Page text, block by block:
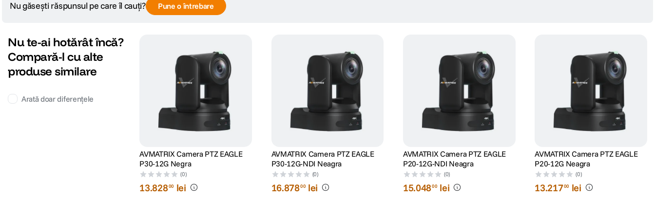
Conectori iesire HDMI 2.0, 2x 12G-SDI, RJ45, USB 3.0
Intrare Audio
Intrare audio stereo 3.5 mm (nivel de linie)
RJ45,HDMI, USB-A,3G-SDI
2970 g net (fara suport)
Nu găsești răspunsul pe care îl cauți? Pune o întrebare
Nu te-ai hotărât încă?
Compară-l cu alte
produse similare
Arată doar diferențele
AVMATRIX Camera PTZ EAGLE
P30-12G Negra
(0)
13.82800 lei
AVMATRIX Camera PTZ EAGLE
P30-12G-NDI Neagra
(0)
16.87800 lei
AVMATRIX Camera PTZ EAGLE
P20-12G-NDI Neagra
(0)
15.04800 lei
AVMATRIX Camera PTZ EAGLE
P20-12G Neagra
(0)
13.21700 lei